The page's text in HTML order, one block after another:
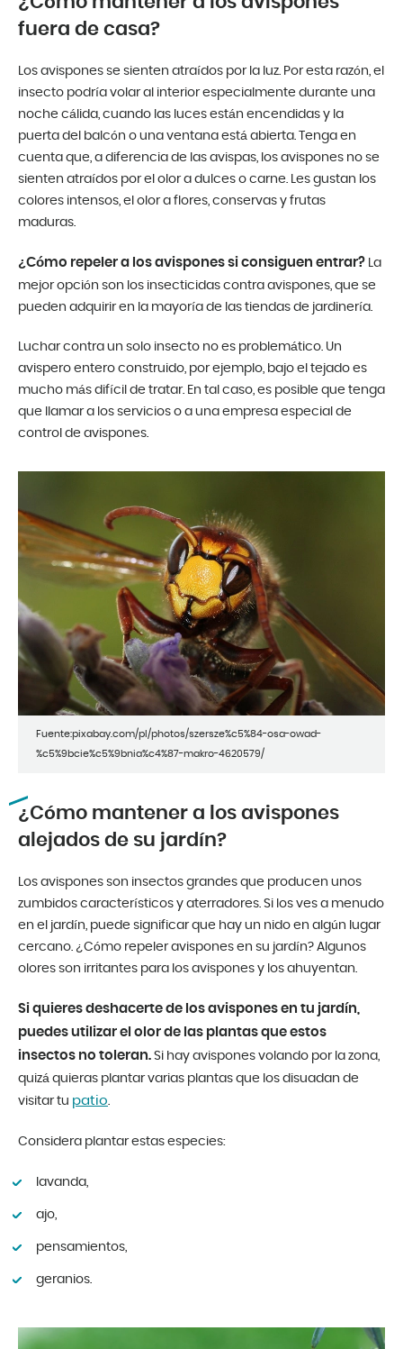
fuera de casa?
Los avispones se sienten atraídos por la luz. Por esta razón, el
insecto podría volar al interior especialmente durante una
noche cálida, cuando las luces están encendidas y la
puerta del balcón o una ventana está abierta. Tenga en
cuenta que, a diferencia de las avispas, los avispones no se
sienten atraídos por el olor a dulces o carne. Les gustan los
colores intensos, el olor a flores, conservas y frutas
maduras.
¿Cómo repeler a los avispones si consiguen entrar? La
mejor opción son los insecticidas contra avispones, que se
pueden adquirir en la mayoría de las tiendas de jardinería.
Luchar contra un solo insecto no es problemático. Un
avispero entero construido, por ejemplo, bajo el tejado es
mucho más difícil de tratar. En tal caso, es posible que tenga
que llamar a los servicios o a una empresa especial de
control de avispones.
Fuente:pixabay.com/pl/photos/szersze%c5%84-osa-owad-
%c5%9bcie%c5%9bnia%c4%87-makro-4620579/
¿Cómo mantener a los avispones
alejados de su jardín?
Los avispones son insectos grandes que producen unos
zumbidos característicos y aterradores. Si los ves a menudo
en el jardín, puede significar que hay un nido en algún lugar
cercano. ¿Cómo repeler avispones en su jardín? Algunos
olores son irritantes para los avispones y los ahuyentan.
Si quieres deshacerte de los avispones en tu jardín,
puedes utilizar el olor de las plantas que estos
insectos no toleran. Si hay avispones volando por la zona,
quizá quieras plantar varias plantas que los disuadan de
visitar tu patio.
Considera plantar estas especies:
lavanda,
ajo,
pensamientos,
geranios.